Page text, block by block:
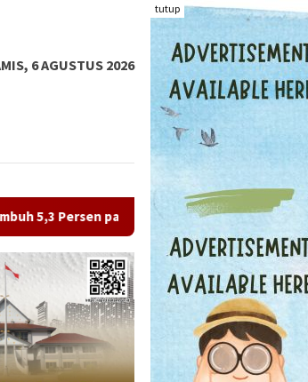
tutup
6 AGUSTUS 2026
Kuartal II 2026, Investasi Jadi Motor Utama